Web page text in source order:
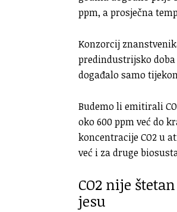
ppm, a prosječna
Konzorcij
predindustrijsko doba
događalo samo
Budemo li emitirali
oko 600 ppm već do
koncentracije CO2 u
već i za druge
CO2 nije
jesu